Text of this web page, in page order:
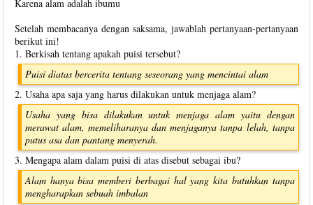
Karena alam adalah ibumu
Setelah membacanya dengan saksama, jawablah pertanyaan-pertanyaan
berikut ini!
1. Berkisah tentang apakah puisi tersebut?
Puisi diatas bercerita tentang seseorang yang mencintai alam
2. Usaha apa saja yang harus dilakukan untuk menjaga alam?
Usaha yang bisa dilakukan untuk menjaga alam yaitu dengan
merawat alam, memeliharanya dan menjaganya tanpa lelah, tanpa
putus asa dan pantang menyerah.
3. Mengapa alam dalam puisi di atas disebut sebagai ibu?
Alam hanya bisa memberi berbagai hal yang kita butuhkan tanpa
mengharapkan sebuah imbalan